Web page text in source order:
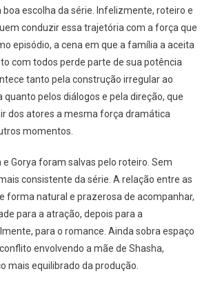
escolha da série. Infelizmente, roteiro e
conduzir essa trajetória com a força que
episódio, a cena em que a família a aceita
com todos perde parte de sua potência
tanto pela construção irregular ao
quanto pelos diálogos e pela direção, que
dos atores a mesma força dramática
momentos.
e Gorya foram salvas pelo roteiro. Sem
consistente da série. A relação entre as
forma natural e prazerosa de acompanhar,
para a atração, depois para a
para o romance. Ainda sobra espaço
envolvendo a mãe de Shasha,
mais equilibrado da produção.